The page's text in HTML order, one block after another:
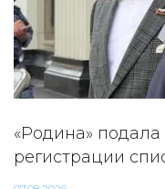
«Родина»
регистрации